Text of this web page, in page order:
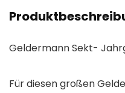
Geldermann Sekt-
Für diesen großen